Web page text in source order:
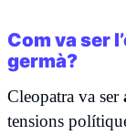
Com va ser
germà?
Cleopatra va ser
tensions